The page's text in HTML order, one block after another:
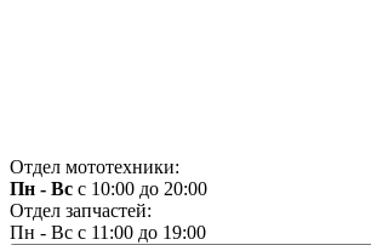
Отдел мототехники:
Пн - Вс с 10:00 до 20:00
Отдел запчастей:
Пн - Вс с 11:00 до 19:00